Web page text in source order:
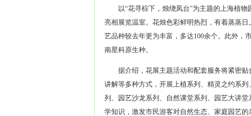
以“花寻棕下，烛绕凤台”为主题的上海植
亮相展览温室。花烛色彩鲜明热烈，有着蒸蒸
艺品种较去年更为丰富，多达100余个。此外，
南星科原生种。
据介绍，花展主题活动和配套服务将紧密
讲解等多种方式，开展上植系列、精灵之约系
列、园艺沙龙系列、自然课堂系列、园艺大讲
学知识，激发市民游客对自然生态、家庭园艺